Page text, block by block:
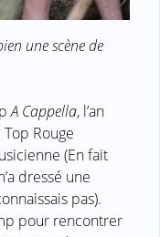
une scène de
A Cappella, l’an
Rouge
(En fait
dressé une
pas).
pour rencontrer